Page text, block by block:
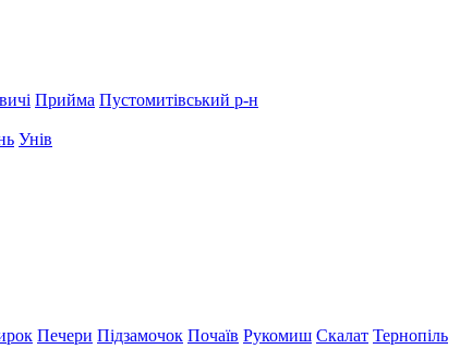
Прийма Пустомитівський р-н
Унів
Печери Підзамочок Почаїв Рукомиш Скалат Тернопіль